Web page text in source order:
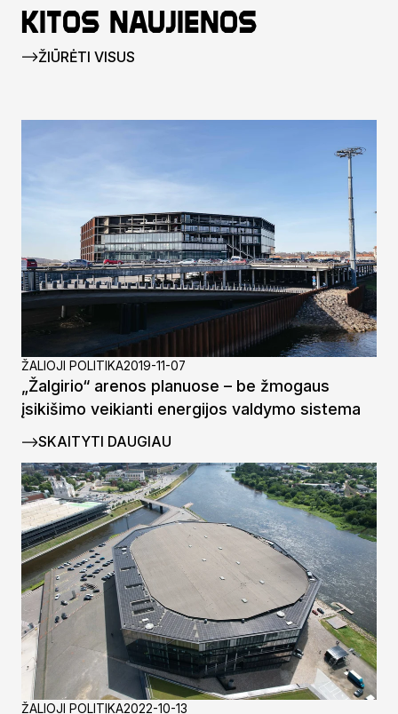
Kitos naujienos
ŽIŪRĖTI VISUS
ŽALIOJI POLITIKA2019-11-07
„Žalgirio“ arenos planuose – be žmogaus
įsikišimo veikianti energijos valdymo sistema
SKAITYTI DAUGIAU
ŽALIOJI POLITIKA2022-10-13